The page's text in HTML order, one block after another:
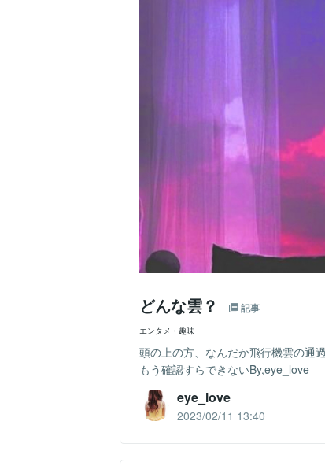
どんな雲？ 記事
エンタメ・趣味
頭の上の方、なんだか飛行機雲の通
もう確認すらできないBy,eye_love
eye_love
2023/02/11 13:40